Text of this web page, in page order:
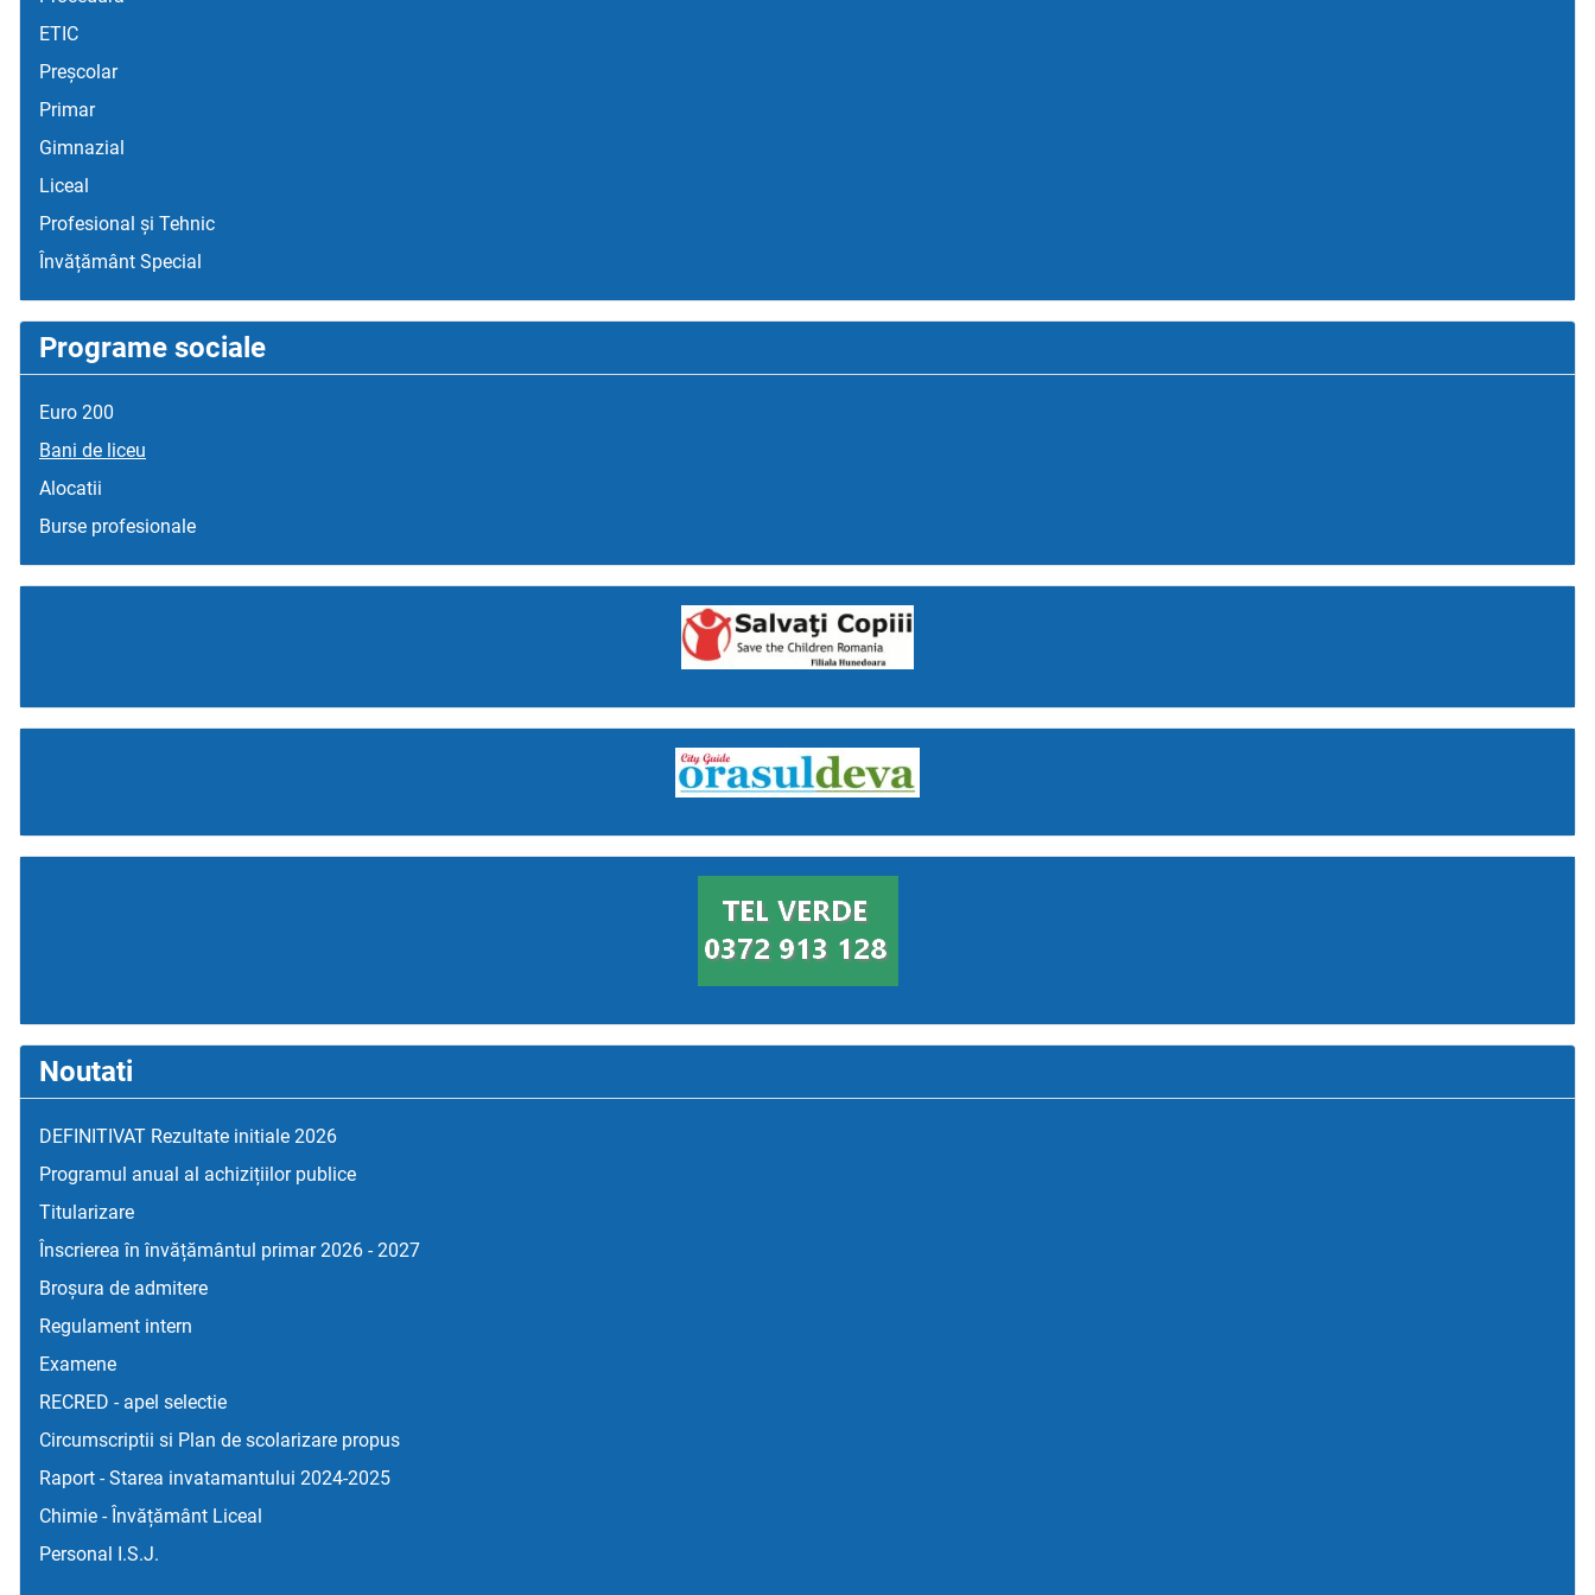
ETIC
Preșcolar
Primar
Gimnazial
Liceal
Profesional și Tehnic
Învățământ Special
Programe sociale
Euro 200
Bani de liceu
Alocatii
Burse profesionale
Noutati
DEFINITIVAT Rezultate initiale 2026
Programul anual al achizițiilor publice
Titularizare
Înscrierea în învățământul primar 2026 - 2027
Broșura de admitere
Regulament intern
Examene
RECRED - apel selectie
Circumscriptii si Plan de scolarizare propus
Raport - Starea invatamantului 2024-2025
Chimie - Învățământ Liceal
Personal I.S.J.